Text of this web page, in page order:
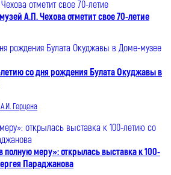
А.П. Чехова отметит свое 70-летие
со дня рождения Булата Окуджавы в
Герцена
полную меру»: открылась выставка к 100-
Параджанова